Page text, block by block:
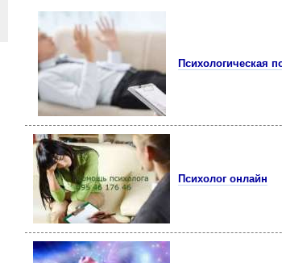
Психологическая
Психолог онлайн